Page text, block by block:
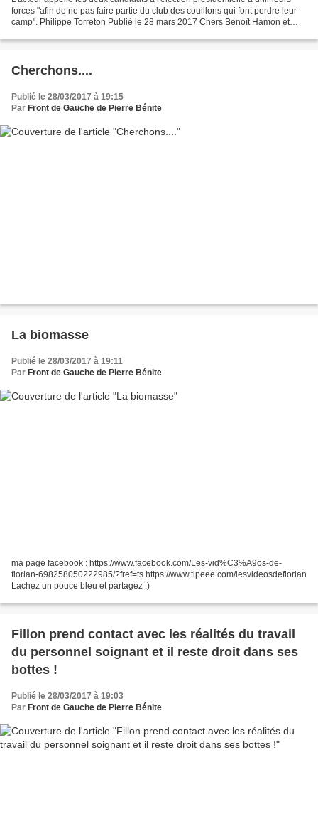
forces "afin de ne pas faire partie du club des couillons qui font perdre leur
camp". Philippe Torreton Publié le 28 mars 2017 Chers Benoît Hamon et
Cherchons....
Publié le 28/03/2017 à 19:15
Par Front de Gauche de Pierre Bénite
La biomasse
Publié le 28/03/2017 à 19:11
Par Front de Gauche de Pierre Bénite
ma page facebook : https://www.facebook.com/Les-vid%C3%A9os-de-
florian-698258050222985/?fref=ts https://www.tipeee.com/lesvideosdeflorian
Lachez un pouce bleu et partagez :)
Fillon prend contact avec les réalités du travail
du personnel soignant et il reste droit dans ses
bottes !
Publié le 28/03/2017 à 19:03
Par Front de Gauche de Pierre Bénite